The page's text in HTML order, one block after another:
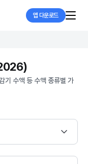
앱 다운로드
기 수액 등 수액 종류별 가